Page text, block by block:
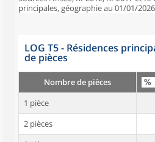
principales, géographie au 01/01/
LOG T5 - Résidences
de pièces
Nombre de pièces
1 pièce
2 pièces